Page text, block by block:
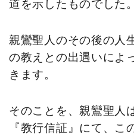
道を示したものでした。
親鸞聖人のその後の人
の教えとの出遇いによ
きます。
そのことを、親鸞聖人
『教行信証』にて、こ